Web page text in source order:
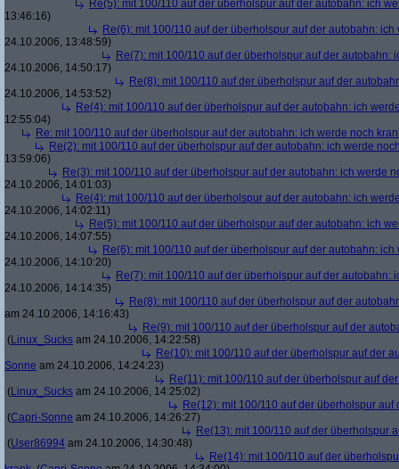
Re(5): mit 100/110 auf der überholspur auf der autobahn: ich
13:46:16)
Re(6): mit 100/110 auf der überholspur auf der autobahn:
24.10.2006, 13:48:59)
Re(7): mit 100/110 auf der überholspur auf der autobahn:
24.10.2006, 14:50:17)
Re(8): mit 100/110 auf der überholspur auf der
24.10.2006, 14:53:52)
Re(4): mit 100/110 auf der überholspur auf der autobahn: ich
12:55:04)
Re: mit 100/110 auf der überholspur auf der autobahn: ich werde noch
Re(2): mit 100/110 auf der überholspur auf der autobahn: ich werde
13:59:06)
Re(3): mit 100/110 auf der überholspur auf der autobahn: ich werde
24.10.2006, 14:01:03)
Re(4): mit 100/110 auf der überholspur auf der autobahn: ich
24.10.2006, 14:02:11)
Re(5): mit 100/110 auf der überholspur auf der autobahn: ich
24.10.2006, 14:07:55)
Re(6): mit 100/110 auf der überholspur auf der autobahn:
24.10.2006, 14:10:20)
Re(7): mit 100/110 auf der überholspur auf der autobahn:
24.10.2006, 14:14:35)
Re(8): mit 100/110 auf der überholspur auf der
am 24.10.2006, 14:16:43)
Re(9): mit 100/110 auf der überholspur auf der
(Linux_Sucks am 24.10.2006, 14:22:58)
Re(10): mit 100/110 auf der überholspur auf der
Sonne am 24.10.2006, 14:24:23)
Re(11): mit 100/110 auf der überholspur auf
(Linux_Sucks am 24.10.2006, 14:25:02)
Re(12): mit 100/110 auf der überholspur
(Capri-Sonne am 24.10.2006, 14:26:27)
Re(13): mit 100/110 auf der überholspur
(User86994 am 24.10.2006, 14:30:48)
Re(14): mit 100/110 auf der